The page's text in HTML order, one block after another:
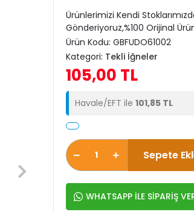
Ürünlerimizi Kendi
Gönderiyoruz,%100 Orijinal
Ürün Kodu: GBFUDO61002
Kategori: Tekli İğneler
105,00 TL
Havale/EFT ile 101,85 TL
Sepete
WHATSAPP İLE SİPARİŞ